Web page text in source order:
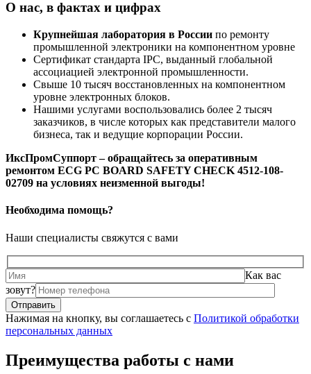
О нас, в фактах и цифрах
Крупнейшая лаборатория в России по ремонту
промышленной электроники на компонентном уровне
Сертификат стандарта IPC, выданный глобальной
ассоциацией электронной промышленности.
Свыше 10 тысяч восстановленных на компонентном
уровне электронных блоков.
Нашими услугами воспользовались более 2 тысяч
заказчиков, в числе которых как представители малого
бизнеса, так и ведущие корпорации России.
ИксПромСуппорт – обращайтесь за оперативным
ремонтом ECG PC BOARD SAFETY CHECK 4512-108-
02709 на условиях неизменной выгоды!
Необходима помощь?
Наши специалисты свяжутся с вами
Как вас
зовут?
Нажимая на кнопку, вы соглашаетесь с Политикой обработки
персональных данных
Преимущества работы с нами